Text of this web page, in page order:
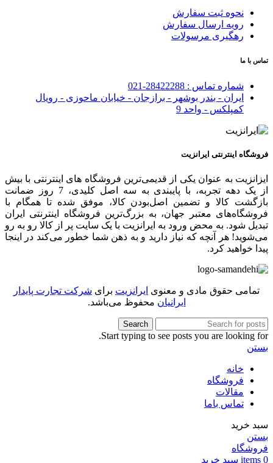
نحوه ثبت سفارش
رویه ارسال سفارش
رهگیری مرسولات
تماس با ما
شماره تماس : 28422288-021
ایران - بندر بوشهر - برازجان - خیابان ماحوزی - رویال
کمپلکس - واحد 9
فروشگاه اینترنتی ایرانزیت
ایزانزیت به عنوان یکی از قدیمی‌ترین فروشگاه های اینترنتی با بیش
از یک دهه تجربه، با پایبندی به سه اصل کلیدی، 7 روز ضمانت
بازگشت کالا و تضمین اصل‌بودن کالا، موفق شده تا همگام با
فروشگاه‌های معتبر جهان، به بزرگ‌ترین فروشگاه اینترنتی ایران
تبدیل شود. به محض ورود به ایرانزیت با یک سایت پر از کالا رو به رو
می‌شوید! هر آنچه که نیاز دارید و به ذهن شما خطور می‌کند در اینجا
پیدا خواهید کرد.
تمامی حقوق مادی و معنوی ایرانزیت برای شرکت تجارت پایدار
ایرانیان محفوظ می‌باشد.
Search
Start typing to see posts you are looking for.
بستن
خانه
فروشگاه
مقالات
تماس باما
سبد خرید
بستن
فروشگاه
0
items سبد خرید